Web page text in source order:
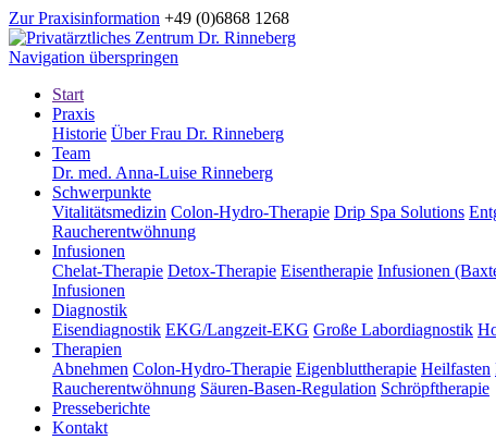
Zur Praxisinformation +49 (0)6868 1268
Navigation überspringen
Start
Praxis
Historie Über Frau Dr. Rinneberg
Team
Dr. med. Anna-Luise Rinneberg
Schwerpunkte
Vitalitätsmedizin Colon-Hydro-Therapie Drip Spa Solutions
Raucherentwöhnung
Infusionen
Chelat-Therapie Detox-Therapie Eisentherapie Infusionen
Infusionen
Diagnostik
Eisendiagnostik EKG/Langzeit-EKG Große Labordiagnostik
Therapien
Abnehmen Colon-Hydro-Therapie Eigenbluttherapie Heilfasten
Raucherentwöhnung Säuren-Basen-Regulation Schröpftherapie
Presseberichte
Kontakt